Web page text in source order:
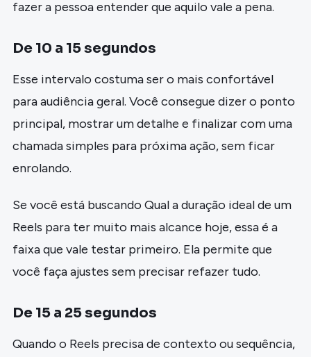
fazer a pessoa entender que aquilo vale a pena.
De 10 a 15 segundos
Esse intervalo costuma ser o mais confortável
para audiência geral. Você consegue dizer o ponto
principal, mostrar um detalhe e finalizar com uma
chamada simples para próxima ação, sem ficar
enrolando.
Se você está buscando Qual a duração ideal de um
Reels para ter muito mais alcance hoje, essa é a
faixa que vale testar primeiro. Ela permite que
você faça ajustes sem precisar refazer tudo.
De 15 a 25 segundos
Quando o Reels precisa de contexto ou sequência,